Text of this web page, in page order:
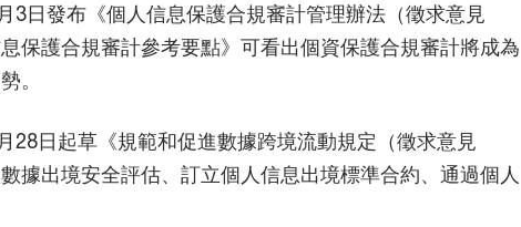
3日發布《個人信息保護合規審計管理辦法（徵求意見
保護合規審計參考要點》可看出個資保護合規審計將成為
。
28日起草《規範和促進數據跨境流動規定（徵求意見
據出境安全評估、訂立個人信息出境標準合約、通過個人